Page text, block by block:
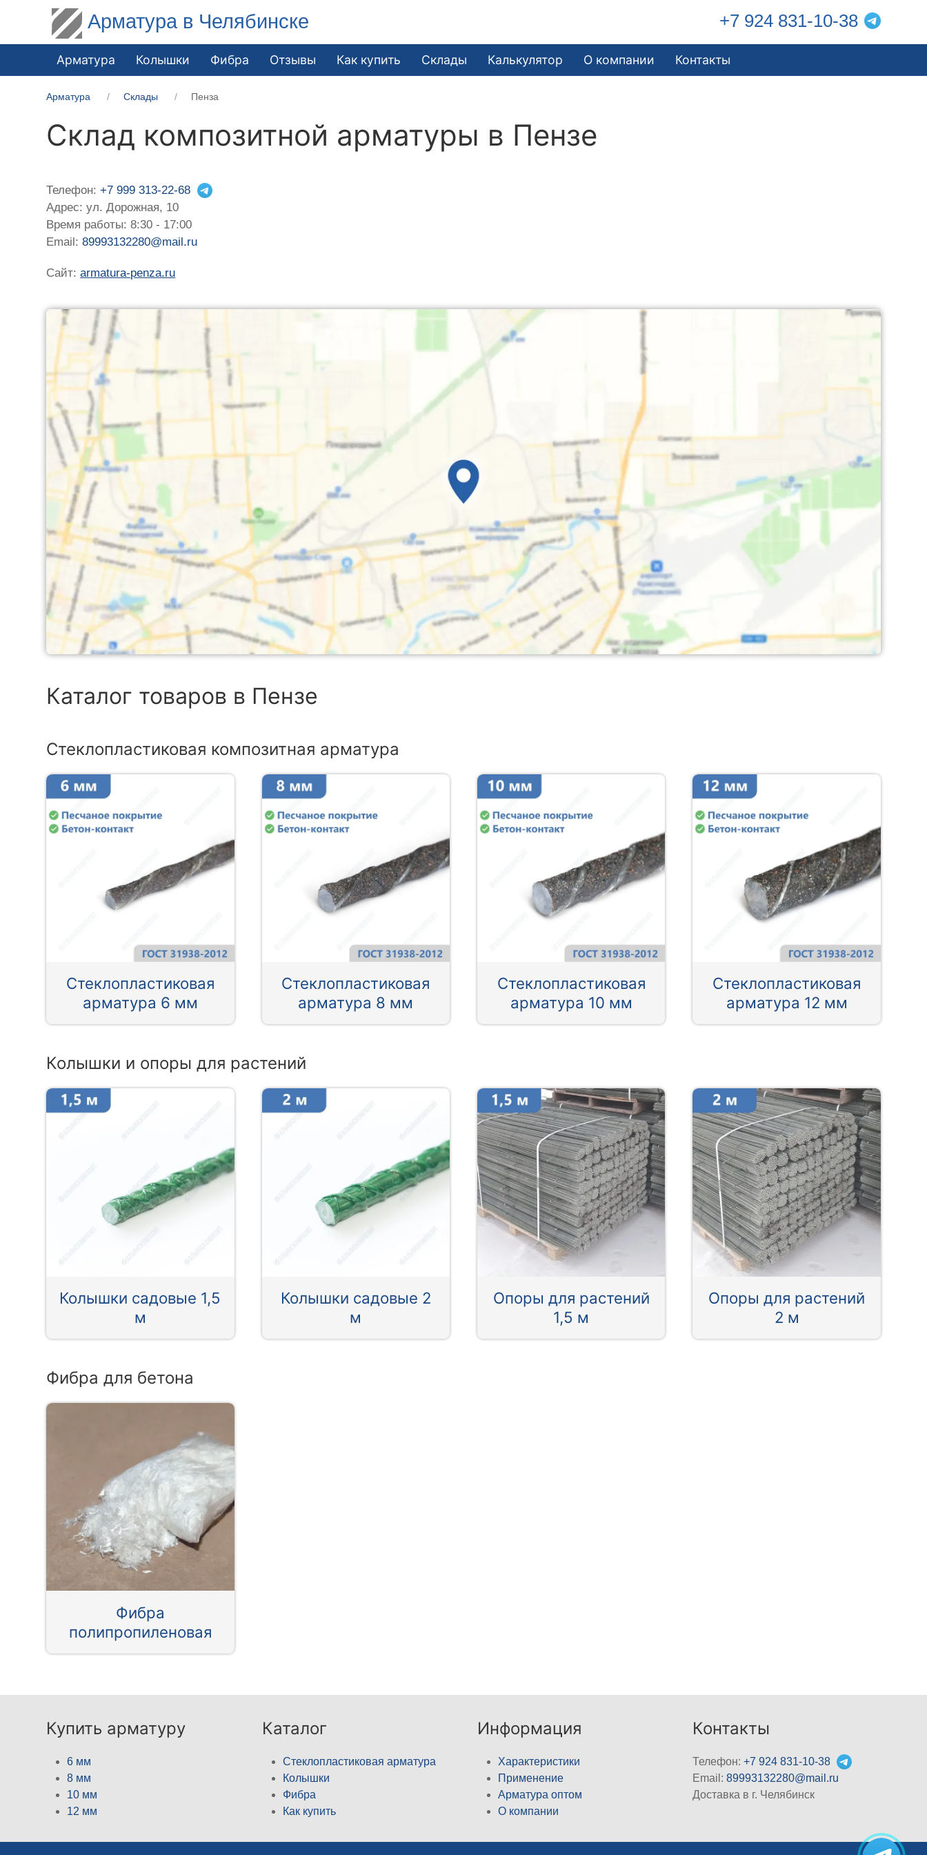
Арматура в Челябинске +7 924 831-10-38
Арматура Колышки Фибра Отзывы Как купить Склады Калькулятор О компании Контакты
Арматура Склады Пенза
Склад композитной арматуры в Пензе
Телефон:+7 999 313-22-68
Адрес: ул. Дорожная, 10
Время работы: 8:30 - 17:00
Email:89993132280@mail.ru
Сайт:armatura-penza.ru
Каталог товаров в Пензе
Стеклопластиковая композитная арматура
Стеклопластиковая
арматура 6 мм
Стеклопластиковая
арматура 8 мм
Стеклопластиковая
арматура 10 мм
Стеклопластиковая
арматура 12 мм
Колышки и опоры для растений
Колышки садовые 1,5
м
Колышки садовые 2
м
Опоры для растений
1,5 м
Опоры для растений
2 м
Фибра для бетона
Фибра
полипропиленовая
Купить арматуру
6 мм
8 мм
10 мм
12 мм
Каталог
Стеклопластиковая арматура
Колышки
Фибра
Как купить
Информация
Характеристики
Применение
Арматура оптом
О компании
Контакты
Телефон:+7 924 831-10-38
Email:89993132280@mail.ru
Доставка в г. Челябинск